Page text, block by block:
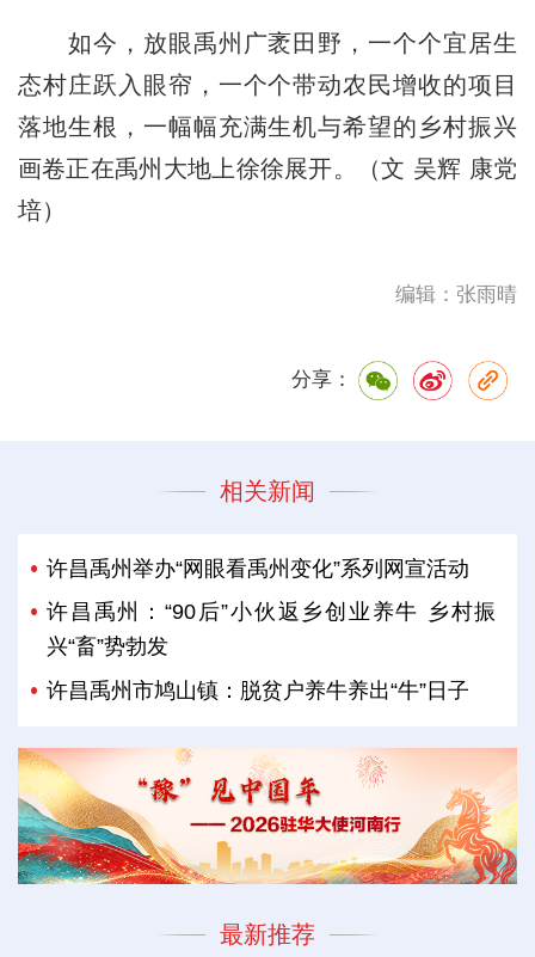
如今，放眼禹州广袤田野，一个个宜居生
态村庄跃入眼帘，一个个带动农民增收的项目
落地生根，一幅幅充满生机与希望的乡村振兴
画卷正在禹州大地上徐徐展开。（文 吴辉 康党
培）
编辑：张雨晴
分享：
相关新闻
许昌禹州举办“网眼看禹州变化”系列网宣活动
许昌禹州：“90后”小伙返乡创业养牛 乡村振
兴“畜”势勃发
许昌禹州市鸠山镇：脱贫户养牛养出“牛”日子
最新推荐